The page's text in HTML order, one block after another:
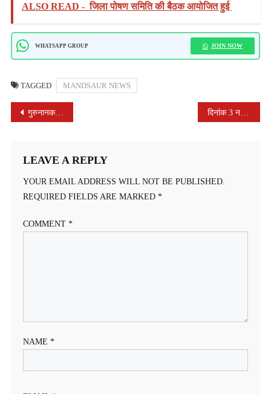
ALSO READ - जिला पोषण समिति की बैठक आयोजित हुई
WHATSAPP GROUP JOIN NOW
TAGGED MANDSAUR NEWS
POST
गुरुनानक देव के प्रकाश पर्व पर निकाले गए चल समारोह का कांग्रेसजन ने पुष्प वर्षा कर किया स्वागत
LEAVE A REPLY
YOUR EMAIL ADDRESS WILL NOT BE PUBLISHED.
REQUIRED FIELDS ARE MARKED *
COMMENT *
NAME *